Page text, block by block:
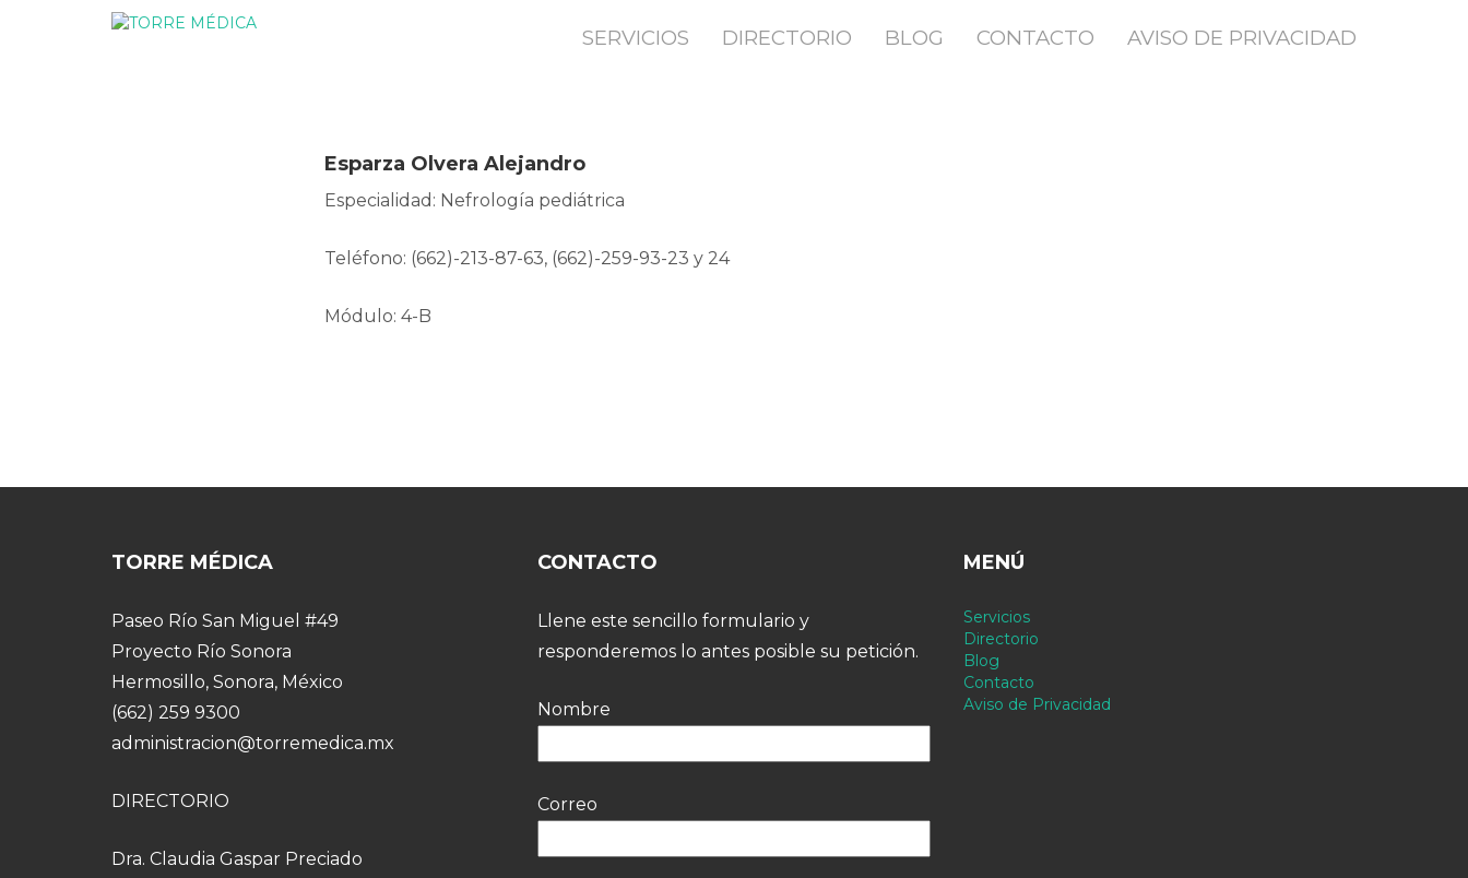
SERVICIOS DIRECTORIO BLOG CONTACTO AVISO DE PRIVACIDAD
Esparza Olvera Alejandro
Especialidad: Nefrología pediátrica
Teléfono: (662)-213-87-63, (662)-259-93-23 y 24
Módulo: 4-B
TORRE MÉDICA
Paseo Río San Miguel #49
Proyecto Río Sonora
Hermosillo, Sonora, México
(662) 259 9300
administracion@torremedica.mx
DIRECTORIO
Dra. Claudia Gaspar Preciado
CONTACTO
Llene este sencillo formulario y
responderemos lo antes posible su petición.
Nombre
Correo
MENÚ
Servicios
Directorio
Blog
Contacto
Aviso de Privacidad